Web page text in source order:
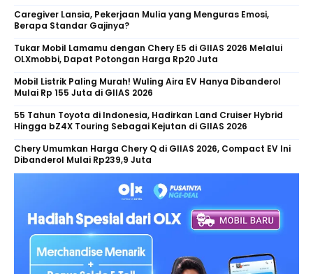
Caregiver Lansia, Pekerjaan Mulia yang Menguras Emosi,
Berapa Standar Gajinya?
Tukar Mobil Lamamu dengan Chery E5 di GIIAS 2026 Melalui
OLXmobbi, Dapat Potongan Harga Rp20 Juta
Mobil Listrik Paling Murah! Wuling Aira EV Hanya Dibanderol
Mulai Rp 155 Juta di GIIAS 2026
55 Tahun Toyota di Indonesia, Hadirkan Land Cruiser Hybrid
Hingga bZ4X Touring Sebagai Kejutan di GIIAS 2026
Chery Umumkan Harga Chery Q di GIIAS 2026, Compact EV Ini
Dibanderol Mulai Rp239,9 Juta